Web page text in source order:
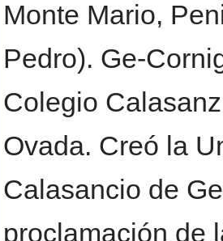
Monte Mario,
Pedro). Ge-
Colegio
Ovada. Creó la
Calasancio de
proclamación de